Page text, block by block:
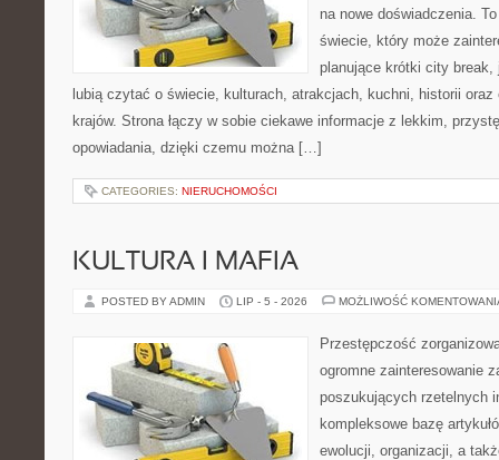
na nowe doświadczenia.
świecie, który może
planujące krótki city
lubią czytać o świecie, kulturach, atrakcjach, kuchni, historii
krajów. Strona łączy w sobie ciekawe informacje z lekkim,
opowiadania, dzięki czemu można […]
CATEGORIES: NIERUCHOMOŚCI
KULTURA I MAFIA
POSTED BY ADMIN LIP - 5 - 2026 MOŻLIWOŚĆ
Przestępczość
ogromne zainteresowanie
poszukujących rzetelnych
kompleksowe bazę
ewolucji, organizacji, a